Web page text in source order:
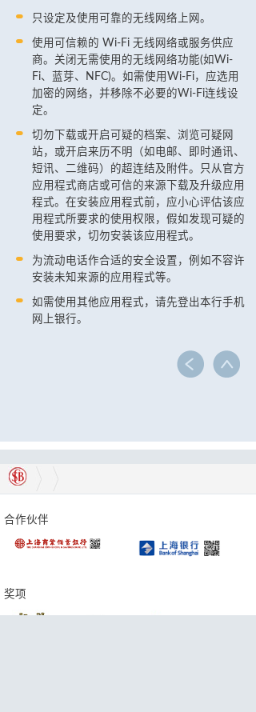
只设定及使用可靠的无线网络上网。
使用可信赖的 Wi-Fi 无线网络或服务供应
商。关闭无需使用的无线网络功能(如Wi-
Fi、蓝芽、NFC)。如需使用Wi-Fi，应选用
加密的网络，并移除不必要的Wi-Fi连线设
定。
切勿下载或开启可疑的档案、浏览可疑网
站，或开启来历不明（如电邮、即时通讯、
短讯、二维码）的超连结及附件。只从官方
应用程式商店或可信的来源下载及升级应用
程式。在安装应用程式前，应小心评估该应
用程式所要求的使用权限，假如发现可疑的
使用要求，切勿安装该应用程式。
为流动电话作合适的安全设置，例如不容许
安装未知来源的应用程式等。
如需使用其他应用程式，请先登出本行手机
网上银行。
合作伙伴
奖项